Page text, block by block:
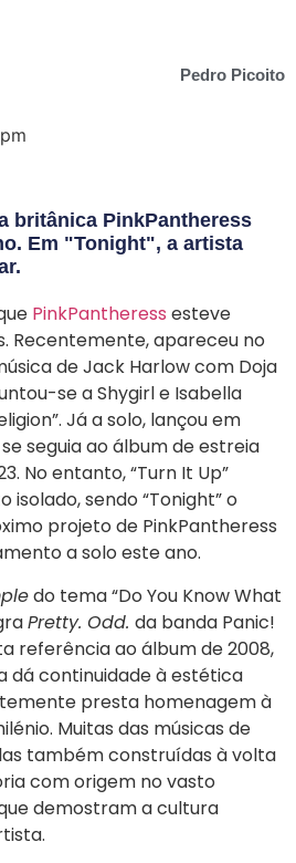
Pedro Picoito
britânica PinkPantheress
Em "Tonight", a artista
PinkPantheress esteve
Recentemente, apareceu no
de Jack Harlow com Doja
se a Shygirl e Isabella
Já a solo, lançou em
se seguia ao álbum de estreia
No entanto, “Turn It Up”
sendo “Tonight” o
projeto de PinkPantheress
a solo este ano.
do tema “Do You Know What
Pretty. Odd. da banda Panic!
referência ao álbum de 2008,
dá continuidade à estética
presta homenagem à
Muitas das músicas de
também construídas à volta
com origem no vasto
demostram a cultura